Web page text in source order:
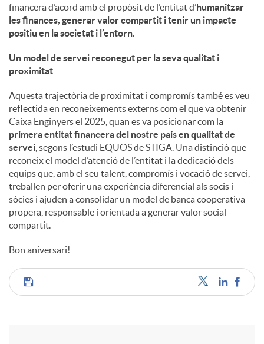
financera d’acord amb el propòsit de l’entitat d’humanitzar
les finances, generar valor compartit i tenir un impacte
positiu en la societat i l’entorn.
Un model de servei reconegut per la seva qualitat i
proximitat
Aquesta trajectòria de proximitat i compromís també es veu
reflectida en reconeixements externs com el que va obtenir
Caixa Enginyers el 2025, quan es va posicionar com la
primera entitat financera del nostre país en qualitat de
servei , segons l’estudi EQUOS de STIGA. Una distinció que
reconeix el model d’atenció de l’entitat i la dedicació dels
equips que, amb el seu talent, compromís i vocació de servei,
treballen per oferir una experiència diferencial als socis i
sòcies i ajuden a consolidar un model de banca cooperativa
propera, responsable i orientada a generar valor social
compartit.
Bon aniversari!
C